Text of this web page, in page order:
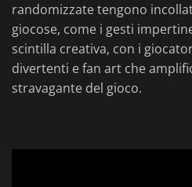
randomizzate tengono
giocose, come i gesti
scintilla creativa, con i
divertenti e fan art che
stravagante del gioco.